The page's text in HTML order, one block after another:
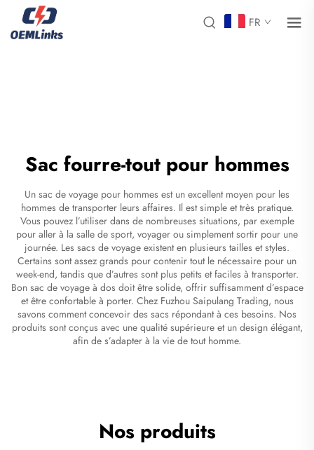
FR
Sac fourre-tout pour hommes
Un sac de voyage pour hommes est un excellent moyen pour les
hommes de transporter leurs affaires. Il est simple et très pratique.
Vous pouvez l’utiliser dans de nombreuses situations, par exemple
pour aller à la salle de sport, voyager ou simplement sortir pour une
journée. Les sacs de voyage existent en plusieurs tailles et styles.
Certains sont assez grands pour contenir tout le nécessaire pour un
week-end, tandis que d’autres sont plus petits et faciles à transporter.
Bon sac de voyage à dos doit être solide, offrir suffisamment d’espace
et être confortable à porter. Chez Fuzhou Saipulang Trading, nous
savons comment concevoir des sacs répondant à ces besoins. Nos
produits sont conçus avec une qualité supérieure et un design élégant,
afin de s’adapter à la vie de tout homme.
Nos produits